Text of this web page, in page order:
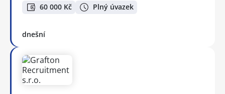
60 000 Kč Plný úvazek
dnešní